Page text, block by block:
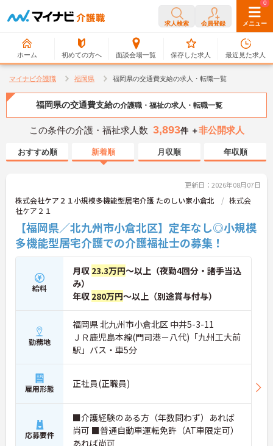
求人検索 会員登録 メニュー
ホーム 初めての方へ 面談会場一覧
0
保存した求人
0
最近見た求人
マイナビ介護職 福岡県 福岡県の交通費支給の求人・転職一覧
福岡県の交通費支給の介護職・福祉の求人・転職一覧
この条件の介護・福祉求人数 3,893件 ＋非公開求人
おすすめ順 新着順 月収順 年収順
更新日：2026年08月07日
株式会社ケア２１小規模多機能型居宅介護 たのしい家小倉北
株式会
社ケア２１
【福岡県／北九州市小倉北区】定年なし◎小規模
多機能型居宅介護での介護福祉士の募集！
給料
月収 23.3万円～以上（夜勤4回分・諸手当込
み）
年収 280万円～以上（別途賞与付与）
勤務地
福岡県 北九州市小倉北区 中井5-3-11
ＪＲ鹿児島本線(門司港－八代)「九州工大前
駅」バス・車5分
雇用形態 正社員(正職員)
応募要件
■介護経験のある方（年数問わず）あれば
尚可 ■普通自動車運転免許（AT車限定可）
あれば尚可